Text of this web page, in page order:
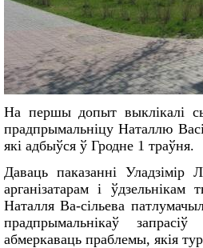
На першы допыт выклiкалi
прадпрымальнiцу Наталлю
якi адбыўся ў Гродне 1 траўня.
Даваць паказаннi Уладзiмiр
арганiзатарам i ўдзельнiкам
Наталля Ва-сiльева
прадпрымальнiкаў
абмеркаваць праблемы, якiя